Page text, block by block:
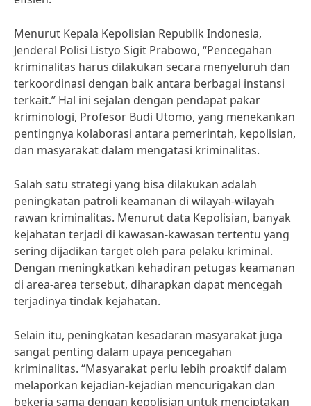
Menurut Kepala Kepolisian Republik Indonesia,
Jenderal Polisi Listyo Sigit Prabowo, “Pencegahan
kriminalitas harus dilakukan secara menyeluruh dan
terkoordinasi dengan baik antara berbagai instansi
terkait.” Hal ini sejalan dengan pendapat pakar
kriminologi, Profesor Budi Utomo, yang menekankan
pentingnya kolaborasi antara pemerintah, kepolisian,
dan masyarakat dalam mengatasi kriminalitas.
Salah satu strategi yang bisa dilakukan adalah
peningkatan patroli keamanan di wilayah-wilayah
rawan kriminalitas. Menurut data Kepolisian, banyak
kejahatan terjadi di kawasan-kawasan tertentu yang
sering dijadikan target oleh para pelaku kriminal.
Dengan meningkatkan kehadiran petugas keamanan
di area-area tersebut, diharapkan dapat mencegah
terjadinya tindak kejahatan.
Selain itu, peningkatan kesadaran masyarakat juga
sangat penting dalam upaya pencegahan
kriminalitas. “Masyarakat perlu lebih proaktif dalam
melaporkan kejadian-kejadian mencurigakan dan
bekerja sama dengan kepolisian untuk menciptakan